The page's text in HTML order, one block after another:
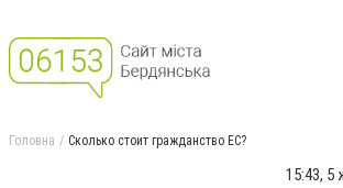
Головна Сколько стоит гражданство ЕС?
15:43, 5